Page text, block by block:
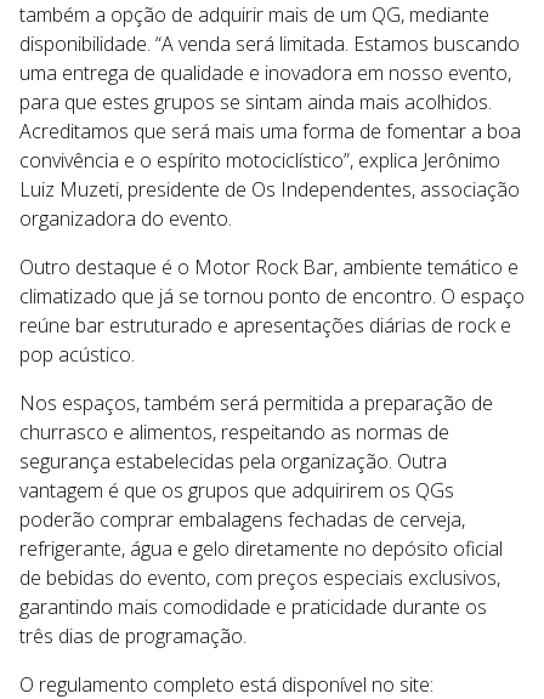
também a opção de adquirir mais de um QG, mediante
disponibilidade. “A venda será limitada. Estamos buscando
uma entrega de qualidade e inovadora em nosso evento,
para que estes grupos se sintam ainda mais acolhidos.
Acreditamos que será mais uma forma de fomentar a boa
convivência e o espírito motociclístico”, explica Jerônimo
Luiz Muzeti, presidente de Os Independentes, associação
organizadora do evento.
Outro destaque é o Motor Rock Bar, ambiente temático e
climatizado que já se tornou ponto de encontro. O espaço
reúne bar estruturado e apresentações diárias de rock e
pop acústico.
Nos espaços, também será permitida a preparação de
churrasco e alimentos, respeitando as normas de
segurança estabelecidas pela organização. Outra
vantagem é que os grupos que adquirirem os QGs
poderão comprar embalagens fechadas de cerveja,
refrigerante, água e gelo diretamente no depósito oficial
de bebidas do evento, com preços especiais exclusivos,
garantindo mais comodidade e praticidade durante os
três dias de programação.
O regulamento completo está disponível no site: